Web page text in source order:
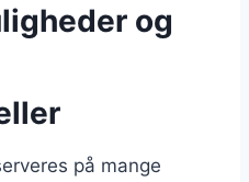
og
på mange